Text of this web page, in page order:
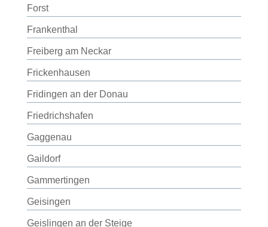
Forst
Frankenthal
Freiberg am Neckar
Frickenhausen
Fridingen an der Donau
Friedrichshafen
Gaggenau
Gaildorf
Gammertingen
Geisingen
Geislingen an der Steige